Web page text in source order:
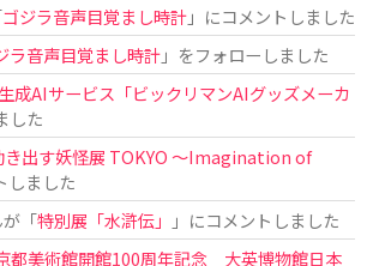
ゴジラ音声目覚まし時計」にコメントしました
ラ音声目覚まし時計」をフォローしました
生成AIサービス「ビックリマンAIグッズメーカ
した
き出す妖怪展 TOKYO 〜Imagination of
しました
が「特別展「水滸伝」
」にコメントしました
都美術館開館100周年記念 大英博物館日本